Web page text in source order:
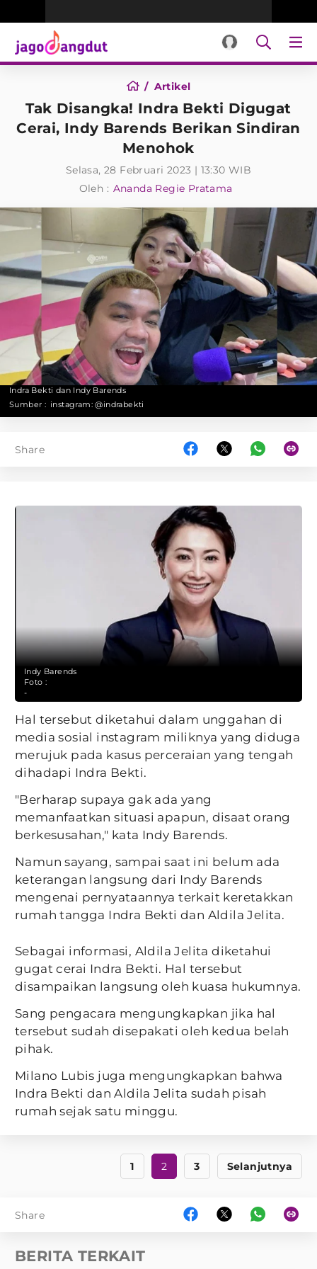
Artikel
Tak Disangka! Indra Bekti Digugat
Cerai, Indy Barends Berikan Sindiran
Menohok
Selasa, 28 Februari 2023 | 13:30 WIB
Oleh : Ananda Regie Pratama
Indra Bekti dan Indy Barends
Sumber : instagram: @indrabekti
Share
Indy Barends
Foto :
-
Hal tersebut diketahui dalam unggahan di
media sosial instagram miliknya yang diduga
merujuk pada kasus perceraian yang tengah
dihadapi Indra Bekti.
"Berharap supaya gak ada yang
memanfaatkan situasi apapun, disaat orang
berkesusahan," kata Indy Barends.
Namun sayang, sampai saat ini belum ada
keterangan langsung dari Indy Barends
mengenai pernyataannya terkait keretakkan
rumah tangga Indra Bekti dan Aldila Jelita.
Sebagai informasi, Aldila Jelita diketahui
gugat cerai Indra Bekti. Hal tersebut
disampaikan langsung oleh kuasa hukumnya.
Sang pengacara mengungkapkan jika hal
tersebut sudah disepakati oleh kedua belah
pihak.
Milano Lubis juga mengungkapkan bahwa
Indra Bekti dan Aldila Jelita sudah pisah
rumah sejak satu minggu.
1 2 3 Selanjutnya
Share
BERITA TERKAIT